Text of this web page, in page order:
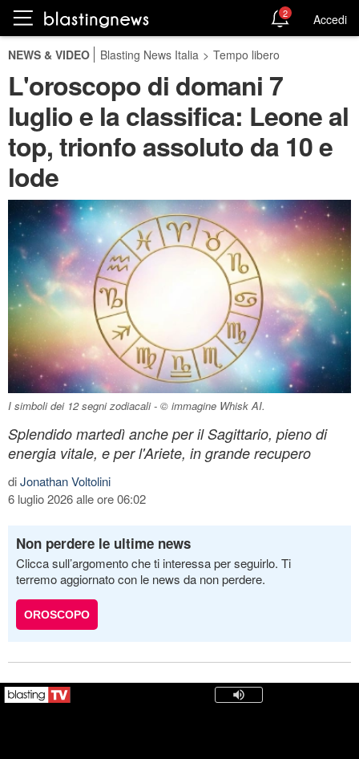
2 Accedi
NEWS & VIDEO Blasting News Italia > Tempo libero
L'oroscopo di domani 7
luglio e la classifica: Leone al
top, trionfo assoluto da 10 e
lode
I simboli dei 12 segni zodiacali - © immagine Whisk AI.
Splendido martedì anche per il Sagittario, pieno di
energia vitale, e per l'Ariete, in grande recupero
diJonathan Voltolini
6 luglio 2026 alle ore 06:02
Non perdere le ultime news
Clicca sull’argomento che ti interessa per seguirlo. Ti
terremo aggiornato con le news da non perdere.
OROSCOPO